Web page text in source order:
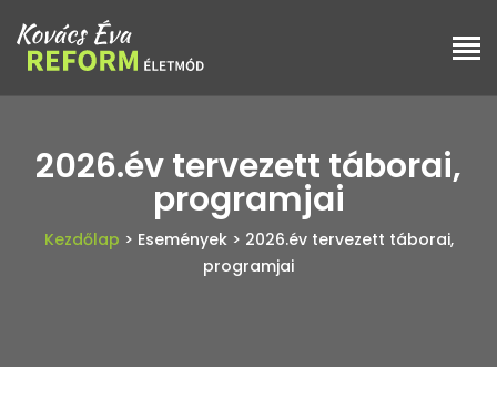
2026.év tervezett táborai,
programjai
Kezdőlap > Események > 2026.év tervezett táborai,
programjai